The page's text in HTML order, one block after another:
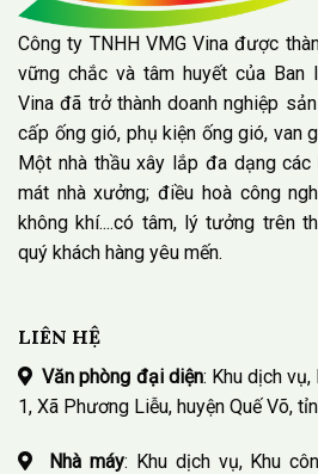
Công ty TNHH VMG Vina được
vững chắc và tâm huyết của Ban
Vina đã trở thành doanh nghiệp
cấp ống gió, phụ kiện ống gió, van
Một nhà thầu xây lắp đa dạng
mát nhà xưởng; điều hoà công
không khí....có tâm, lý tưởng trên
quý khách hàng yêu mến.
LIÊN HỆ
Văn phòng đại diện: Khu dịch vụ,
1, Xã Phương Liễu, huyện Quế Võ,
Nhà máy: Khu dịch vụ, Khu